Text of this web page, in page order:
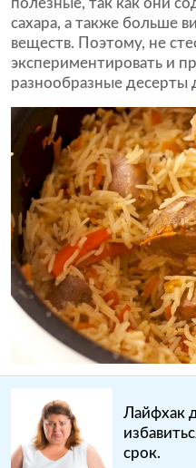
полезные, так как они
сахара, а также больше
веществ. Поэтому, не
экспериментировать и
разнообразные десерты
Лайфхак
срок.